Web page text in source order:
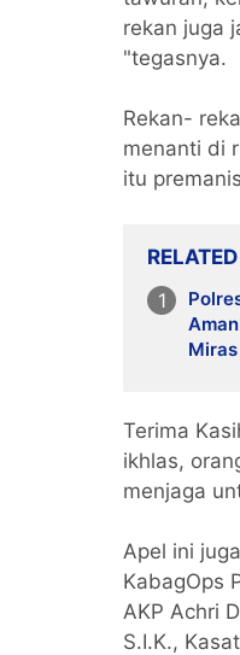
rekan juga
"tegasnya.
Rekan-
menanti di
itu
Terima
ikhlas,
menjaga
Apel ini
KabagOps
AKP Achri
S.I.K.,